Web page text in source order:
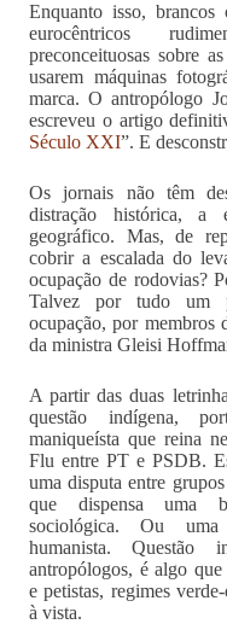
Enquanto isso, brancos
eurocêntricos
preconceituosas sobre
usarem máquinas
marca. O antropólogo
escreveu o artigo
Século XXI”. E
Os jornais não têm
distração histórica, a
geográfico. Mas, de
cobrir a escalada do
ocupação de rodovias?
Talvez por tudo um
ocupação, por membros
da ministra Gleisi
A partir das duas
questão indígena,
maniqueísta que reina
Flu entre PT e PSDB.
uma disputa entre
que dispensa uma
sociológica. Ou uma
humanista. Questão
antropólogos, é algo que
e petistas, regimes
à vista.